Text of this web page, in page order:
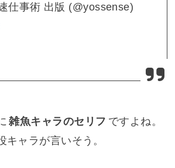
仕事術 出版 (@yossense)
雑魚キャラのセリフ ですよね。
キャラが言いそう。